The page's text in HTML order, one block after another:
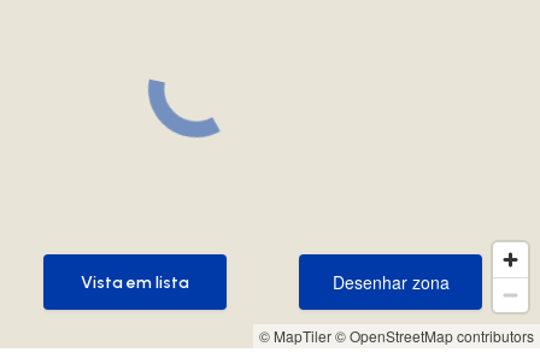
© MapTiler© OpenStreetMap contributors
Desenhar zona
Desenhar zona
Vista em lista
Vista em lista